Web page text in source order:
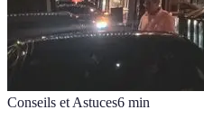
Conseils et Astuces6 min